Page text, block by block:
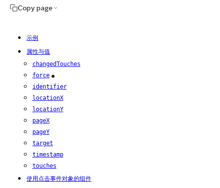
Copy page
示例
属性与值
changedTouches
force iOS
identifier
locationX
locationY
pageX
pageY
target
timestamp
touches
使用点击事件对象的组件